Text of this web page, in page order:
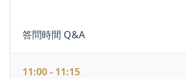
答問時間 Q&A
11:00 - 11:15